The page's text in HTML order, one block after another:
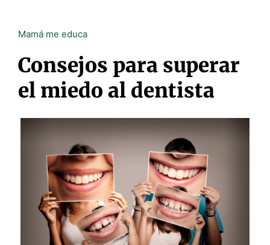
Mamá me educa
Consejos para superar
el miedo al dentista